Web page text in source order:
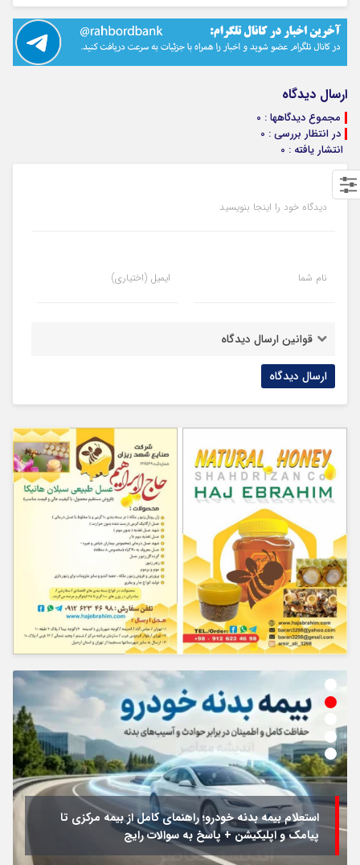
ارسال دیدگاه
مجموع دیدگاهها : 0
در انتظار بررسی : 0
انتشار یافته : 0
دیدگاه خود را اینجا بنویسید
نام شما ایمیل (اختیاری)
قوانین ارسال دیدگاه
استعلام بیمه بدنه خودرو؛ راهنمای کامل از بیمه مرکزی تا
پیامک و اپلیکیشن + پاسخ به سوالات رایج